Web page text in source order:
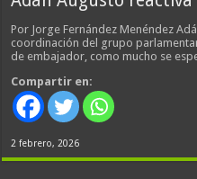
Por Jorge Fernández Menéndez
coordinación del grupo
de embajador, como mucho se
Compartir en:
2 febrero, 2026